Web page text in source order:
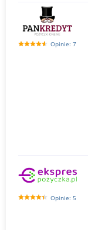
Opinie: 7
Opinie: 5